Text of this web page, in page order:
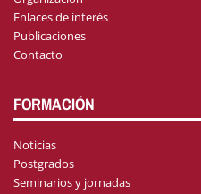
Enlaces de interés
Publicaciones
Contacto
FORMACIÓN
Noticias
Postgrados
Seminarios y jornadas